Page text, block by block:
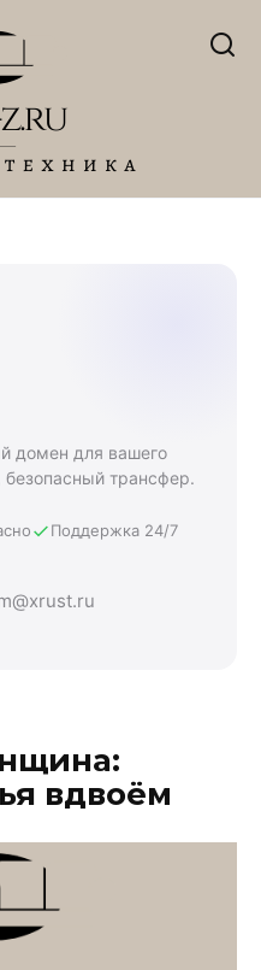
домен для вашего
трансфер.
Поддержка 24/7
вдвоём